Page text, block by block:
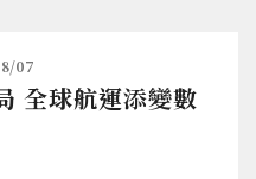
07
全球航運添變數